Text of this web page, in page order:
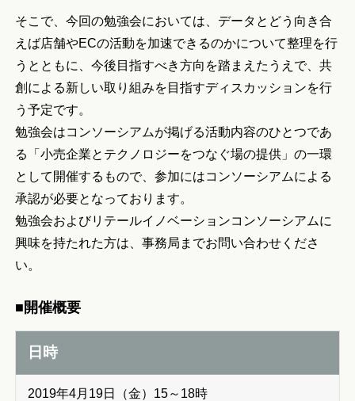
そこで、今回の勉強会においては、データとどう向き合
えば店舗やECの活動を加速できるのかについて整理を行
うとともに、今後目指すべき方向を踏まえたうえで、共
創による新しい取り組みを目指すディスカッションを行
う予定です。
勉強会はコンソーシアムが掲げる活動内容のひとつであ
る「小売企業とテクノロジーをつなぐ場の提供」の一環
として開催するもので、参加にはコンソーシアムによる
承認が必要となっております。
勉強会およびリテールイノベーションコンソーシアムに
興味を持たれた方は、事務局までお問い合わせくださ
い。
■開催概要
日時
2019年4月19日（金）15～18時